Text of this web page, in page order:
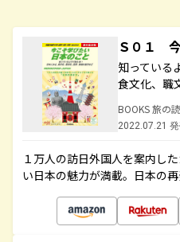
Ｓ０１
知っている
食文化、職
BOOKS 旅の
2022.07.21
１万人の訪日外国人を案内し
い日本の魅力が満載。日本の